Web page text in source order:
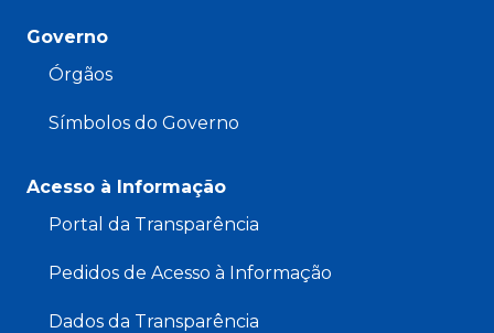
Governo
Órgãos
Símbolos do Governo
Acesso à Informação
Portal da Transparência
Pedidos de Acesso à Informação
Dados da Transparência